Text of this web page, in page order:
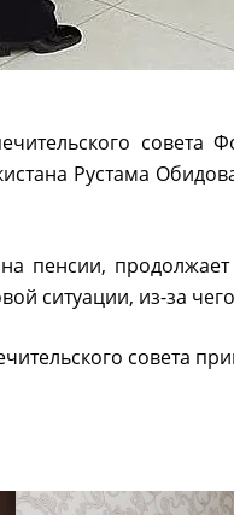
Рустама
пенсии,
ситуации, из-за
совета